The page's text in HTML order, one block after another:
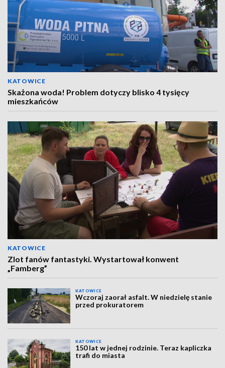
KATOWICE
Skażona woda! Problem dotyczy blisko 4 tysięcy
mieszkańców
KATOWICE
Zlot fanów fantastyki. Wystartował konwent
„Famberg”
KATOWICE
Wczoraj zaorał asfalt. W niedzielę stanie
przed prokuratorem
KATOWICE
150 lat w jednej rodzinie. Teraz kapliczka
trafi do miasta